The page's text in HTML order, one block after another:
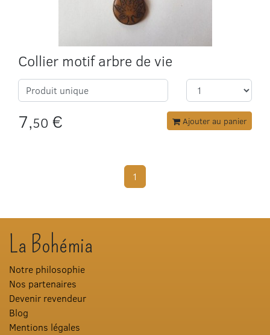
Collier motif arbre de vie
Produit unique
7,50 € Ajouter au panier
1
La Bohémia
Notre philosophie
Nos partenaires
Devenir revendeur
Blog
Mentions légales